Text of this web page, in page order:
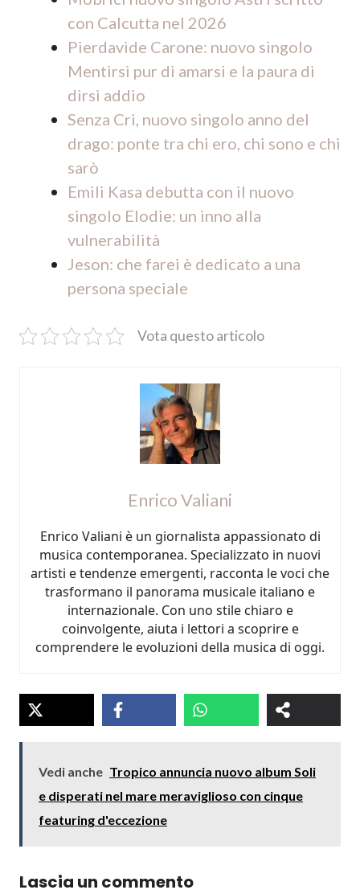
con Calcutta nel 2026
Pierdavide Carone: nuovo singolo
Mentirsi pur di amarsi e la paura di
dirsi addio
Senza Cri, nuovo singolo anno del
drago: ponte tra chi ero, chi sono e chi
sarò
Emili Kasa debutta con il nuovo
singolo Elodie: un inno alla
vulnerabilità
Jeson: che farei è dedicato a una
persona speciale
Vota questo articolo
Enrico Valiani
Enrico Valiani è un giornalista appassionato di
musica contemporanea. Specializzato in nuovi
artisti e tendenze emergenti, racconta le voci che
trasformano il panorama musicale italiano e
internazionale. Con uno stile chiaro e
coinvolgente, aiuta i lettori a scoprire e
comprendere le evoluzioni della musica di oggi.
Vedi anche Tropico annuncia nuovo album Soli
e disperati nel mare meraviglioso con cinque
featuring d'eccezione
Lascia un commento